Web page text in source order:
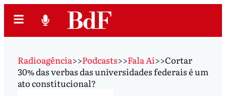
Radioagência>>Podcasts>>Fala Aí>>Cortar
30% das verbas das universidades federais é um
ato constitucional?